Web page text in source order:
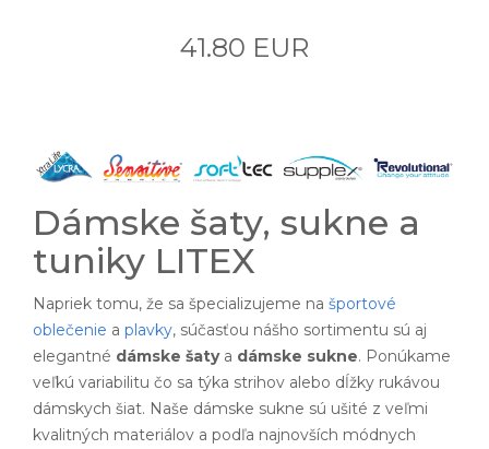
41.80 EUR
Dámske šaty, sukne a
tuniky LITEX
Napriek tomu, že sa špecializujeme na športové
oblečenie a plavky, súčasťou nášho sortimentu sú aj
elegantné dámske šatya dámske sukne. Ponúkame
veľkú variabilitu čo sa týka strihov alebo dĺžky rukávou
dámskych šiat. Naše dámske sukne sú ušité z veľmi
kvalitných materiálov a podľa najnovších módnych